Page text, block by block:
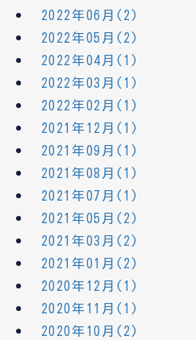
2022年06月(2)
2022年05月(2)
2022年04月(1)
2022年03月(1)
2022年02月(1)
2021年12月(1)
2021年09月(1)
2021年08月(1)
2021年07月(1)
2021年05月(2)
2021年03月(2)
2021年01月(2)
2020年12月(1)
2020年11月(1)
2020年10月(2)